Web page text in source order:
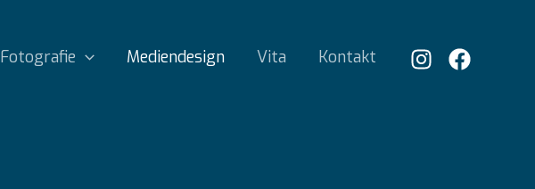
Fotografie Mediendesign Vita Kontakt